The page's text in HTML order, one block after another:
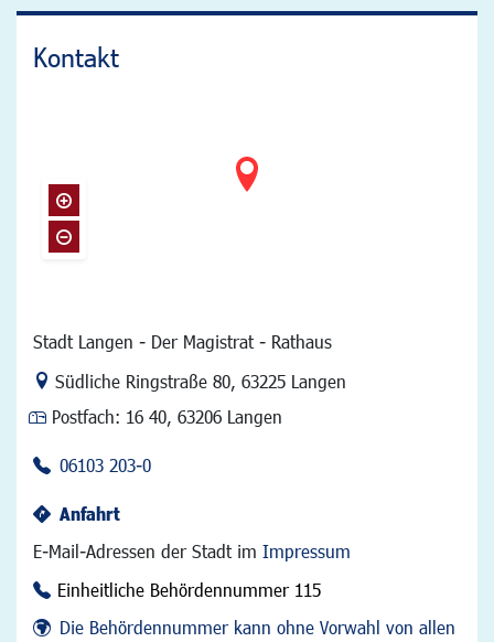
Kontakt
Stadt Langen - Der Magistrat - Rathaus
Link zur Google-Maps Navigation
Südliche Ringstraße 80, 63225 Langen
Postfach: 16 40, 63206 Langen
06103 203-0
Anfahrt
E-Mail-Adressen der Stadt im Impressum
Einheitliche Behördennummer 115
Die Behördennummer kann ohne Vorwahl von allen